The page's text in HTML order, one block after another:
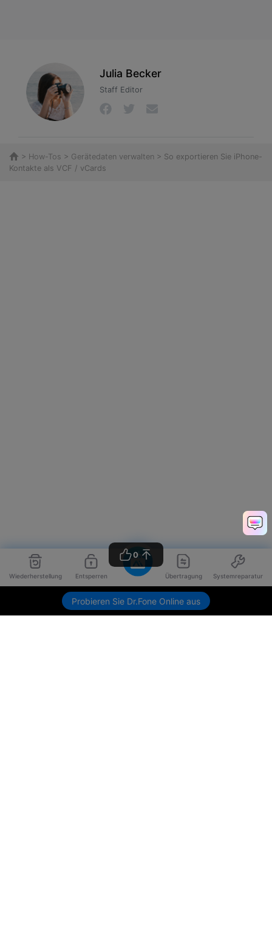
Wiederherstellung Entsperren Übertragung Systemreparatur
Probieren Sie Dr.Fone Online aus
Julia Becker
Staff Editor
> How-Tos > Gerätedaten verwalten > So exportieren Sie iPhone-
Kontakte als VCF / vCards
0